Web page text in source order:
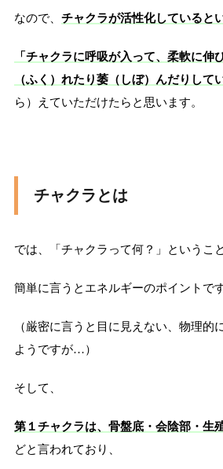
なので、 チャクラが活性化していると
「チャクラに呼吸が入って、柔軟に伸
（ふく）れたり萎（しぼ）んだりして
ら）えていただけたらと思います。
チャクラとは
では、「チャクラって何？」というこ
簡単に言うとエネルギーのポイントです
（厳密に言うと目に見えない、物理的
ようですが…）
そして、
第１チャクラは、骨盤底・会陰部・生
どと言われており、